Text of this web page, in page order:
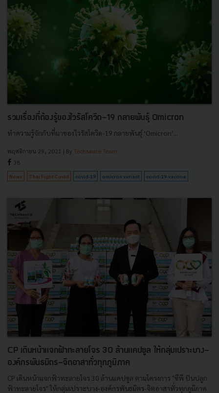
รวมเรื่องที่ต้องรู้ของไวรัสโควิด-19 กลายพันธุ์ Omicron
ทำความรู้จักกับที่มาของไวรัสโควิด-19 กลายพันธุ์ ‘Omicron’...
พฤศจิกายน 29, 2021 | By Techsauce Team
38
News Thai Fight Covid covid-19 omicron variant covid-19-vaccine
CP เดินหน้าแจกฟ้าทะลายโจร 30 ล้านแคปซูล ให้กลุ่มเปราะบาง-
องค์กรพันธมิตร-จิตอาสาทั่วทุกภูมิภาค
CP เดินหน้าแจกฟ้าทะลายโจร 30 ล้านแคปซูล ตามโครงการ "ซีพี ปันปลูก
ฟ้าทะลายโจร" ให้กลุ่มเปราะบาง-องค์กรพันธมิตร-จิตอาสาทั่วทุกภูมิภาค